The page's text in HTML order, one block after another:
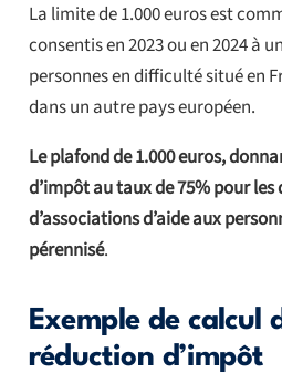
La limite de 1.000 euros est
consentis en 2023 ou en 2024 à
personnes en difficulté situé en
dans un autre pays européen.
Le plafond de 1.000 euros,
d’impôt au taux de 75% pour
d’associations d’aide aux
pérennisé.
Exemple de calcul
réduction d’impôt